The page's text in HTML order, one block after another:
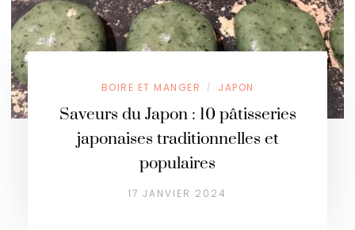
BOIRE ET MANGER / JAPON
Saveurs du Japon : 10 pâtisseries
japonaises traditionnelles et
populaires
17 JANVIER 2024